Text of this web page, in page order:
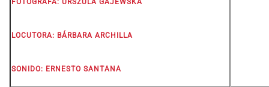
FOTÓGRAFA: URSZULA GAJEWSKA
LOCUTORA: BÁRBARA ARCHILLA
SONIDO: ERNESTO SANTANA